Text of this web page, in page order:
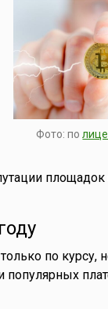
Фото: по
площадок
по курсу,
популярных